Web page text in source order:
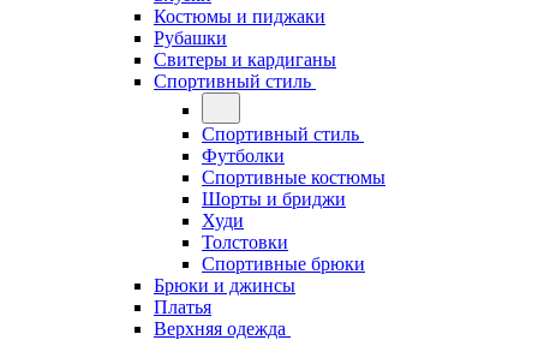
Костюмы и пиджаки
Рубашки
Свитеры и кардиганы
Спортивный стиль
Спортивный стиль
Футболки
Спортивные костюмы
Шорты и бриджи
Худи
Толстовки
Спортивные брюки
Брюки и джинсы
Платья
Верхняя одежда